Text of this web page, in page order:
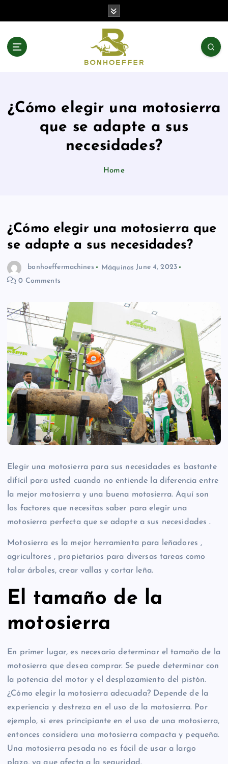
¿Cómo elegir una motosierra
que se adapte a sus
necesidades?
Home
¿Cómo elegir una motosierra que
se adapte a sus necesidades?
bonhoeffermachines Máquinas June 4, 2023
0 Comments
Elegir una motosierra para sus necesidades es bastante
difícil para usted cuando no entiende la diferencia entre
la mejor motosierra y una buena motosierra. Aquí son
los factores que necesitas saber para elegir una
motosierra perfecta que se adapte a sus necesidades .
Motosierra es la mejor herramienta para leñadores ,
agricultores , propietarios para diversas tareas como
talar árboles, crear vallas y cortar leña.
El tamaño de la
motosierra
En primer lugar, es necesario determinar el tamaño de la
motosierra que desea comprar. Se puede determinar con
la potencia del motor y el desplazamiento del pistón.
¿Cómo elegir la motosierra adecuada? Depende de la
experiencia y destreza en el uso de la motosierra. Por
ejemplo, si eres principiante en el uso de una motosierra,
entonces considera una motosierra compacta y pequeña.
Una motosierra pesada no es fácil de usar a largo